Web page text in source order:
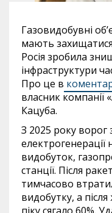
Газовидобувні
мають
Росія зробила
інфраструктури
Про це в
власник компанії
Кацуба.
З 2025 року ворог
електрогенерації
видобуток,
станції. Після
тимчасово
видобутку, а